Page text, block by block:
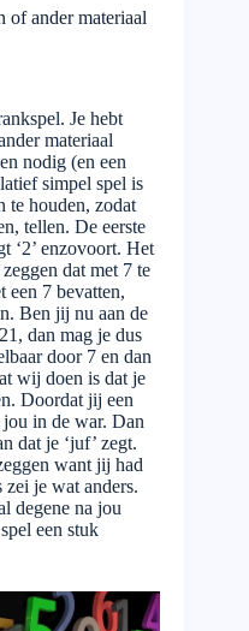
of ander materiaal
Je hebt
materiaal
nodig (en een
simpel spel is
te houden, zodat
tellen. De eerste
‘2’ enzovoort. Het
dat met 7 te
een 7 bevatten,
Ben jij nu aan de
dan mag je dus
door 7 en dan
wij doen is dat je
Doordat jij een
jou in de war. Dan
dat je ‘juf’ zegt.
want jij had
zei je wat anders.
degene na jou
een stuk